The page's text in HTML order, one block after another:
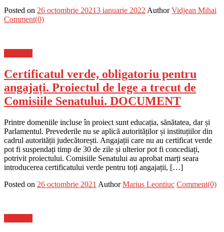
Posted on 26 octombrie 20213 ianuarie 2022 Author Vidjean Mihai
Comment(0)
Certificatul verde, obligatoriu pentru
angajați. Proiectul de lege a trecut de
Comisiile Senatului. DOCUMENT
Printre domeniile incluse în proiect sunt educația, sănătatea, dar și
Parlamentul. Prevederile nu se aplică autorităților și instituțiilor din
cadrul autorității judecătorești. Angajații care nu au certificat verde
pot fi suspendați timp de 30 de zile și ulterior pot fi concediați,
potrivit proiectului. Comisiile Senatului au aprobat marți seara
introducerea certificatului verde pentru toți angajații, […]
Posted on 26 octombrie 2021 Author Marius Leontiuc Comment(0)